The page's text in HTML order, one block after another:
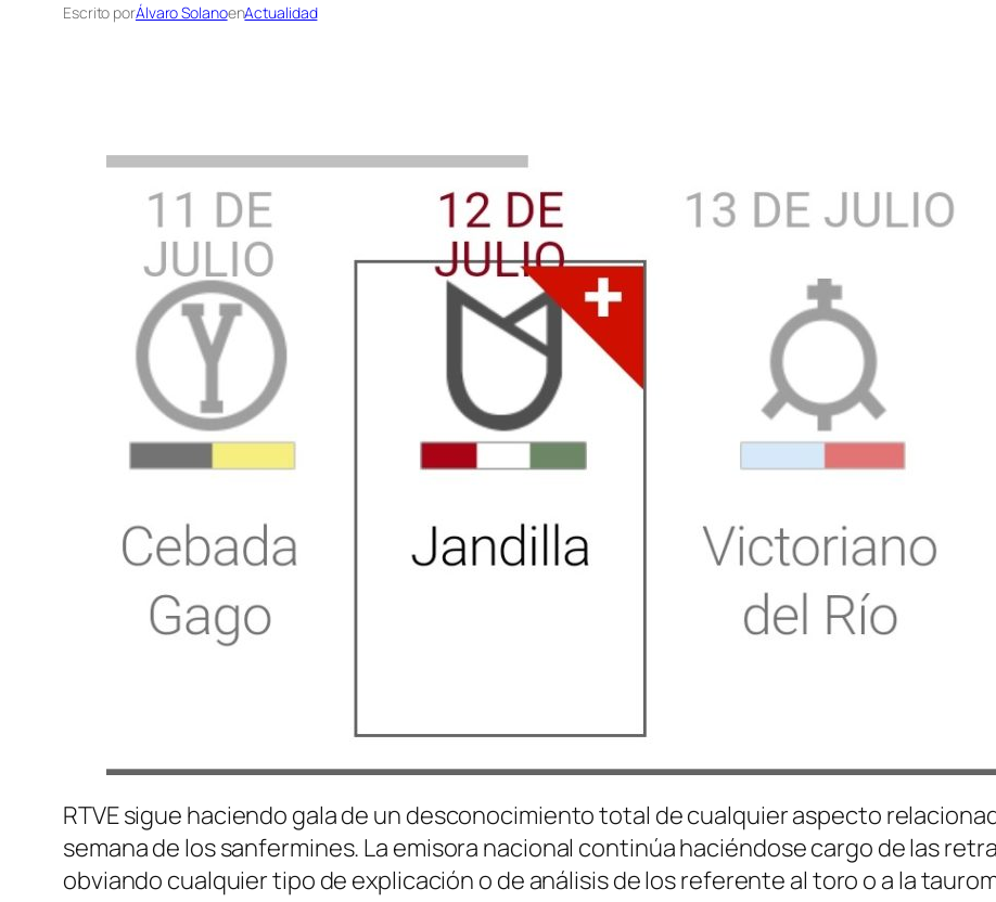
Escrito porÁlvaro SolanoenActualidad
RTVE sigue haciendo gala de un desconocimiento total de cualquier aspecto
semana de los sanfermines. La emisora nacional continúa haciéndose cargo de las
obviando cualquier tipo de explicación o de análisis de los referente al toro o a la